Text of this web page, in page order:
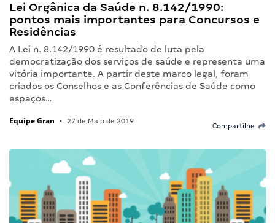
Lei Orgânica da Saúde n. 8.142/1990:
pontos mais importantes para Concursos e
Residências
A Lei n. 8.142/1990 é resultado de luta pela
democratização dos serviços de saúde e representa uma
vitória importante. A partir deste marco legal, foram
criados os Conselhos e as Conferências de Saúde como
espaços…
Equipe Gran • 27 de Maio de 2019
Compartilhe